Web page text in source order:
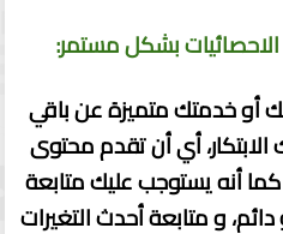
أو خدمتك متميزة عن باقي
أي أن تقدم محتوى
كما أنه يستوجب عليك متابعة
و متابعة أحدث التغيرات